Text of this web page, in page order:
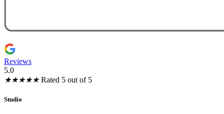
Reviews
5.0
★★★★★ Rated 5 out of 5
Studio